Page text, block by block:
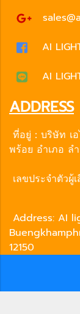
AI
AI
ADDRESS
ที่อยู่：บริษัท เ
พร้อย อำเภอ ล
เลขประจำตัวผู้
Address: AI
12150
Tax ID :